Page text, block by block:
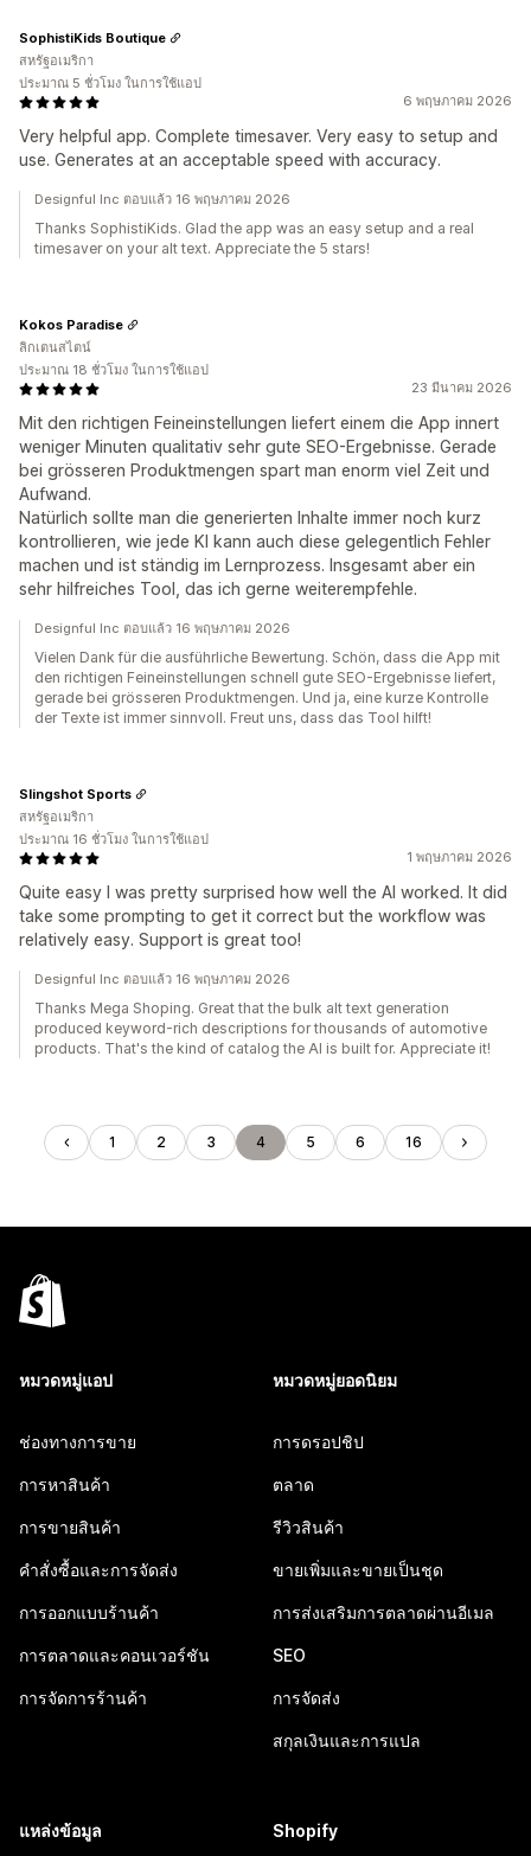
6 พฤษภาคม 2026
Very helpful app. Complete timesaver. Very easy to setup and
use. Generates at an acceptable speed with accuracy.
SophistiKids Boutique
สหรัฐอเมริกา
ประมาณ 5 ชั่วโมง ในการใช้แอป
Designful Inc ตอบแล้ว 16 พฤษภาคม 2026
Thanks SophistiKids. Glad the app was an easy setup and a real
timesaver on your alt text. Appreciate the 5 stars!
23 มีนาคม 2026
Mit den richtigen Feineinstellungen liefert einem die App innert
weniger Minuten qualitativ sehr gute SEO-Ergebnisse. Gerade
bei grösseren Produktmengen spart man enorm viel Zeit und
Aufwand.
Natürlich sollte man die generierten Inhalte immer noch kurz
kontrollieren, wie jede KI kann auch diese gelegentlich Fehler
machen und ist ständig im Lernprozess. Insgesamt aber ein
sehr hilfreiches Tool, das ich gerne weiterempfehle.
Kokos Paradise
ลิกเตนสไตน์
ประมาณ 18 ชั่วโมง ในการใช้แอป
Designful Inc ตอบแล้ว 16 พฤษภาคม 2026
Vielen Dank für die ausführliche Bewertung. Schön, dass die App mit
den richtigen Feineinstellungen schnell gute SEO-Ergebnisse liefert,
gerade bei grösseren Produktmengen. Und ja, eine kurze Kontrolle
der Texte ist immer sinnvoll. Freut uns, dass das Tool hilft!
1 พฤษภาคม 2026
Quite easy I was pretty surprised how well the AI worked. It did
take some prompting to get it correct but the workflow was
relatively easy. Support is great too!
Slingshot Sports
สหรัฐอเมริกา
ประมาณ 16 ชั่วโมง ในการใช้แอป
Designful Inc ตอบแล้ว 16 พฤษภาคม 2026
Thanks Mega Shoping. Great that the bulk alt text generation
produced keyword-rich descriptions for thousands of automotive
products. That's the kind of catalog the AI is built for. Appreciate it!
1 2 3 4 5 6 16
หมวดหมู่แอป
ช่องทางการขาย
การหาสินค้า
การขายสินค้า
คำสั่งซื้อและการจัดส่ง
การออกแบบร้านค้า
การตลาดและคอนเวอร์ชัน
การจัดการร้านค้า
หมวดหมู่ยอดนิยม
การดรอปชิป
ตลาด
รีวิวสินค้า
ขายเพิ่มและขายเป็นชุด
การส่งเสริมการตลาดผ่านอีเมล
SEO
การจัดส่ง
สกุลเงินและการแปล
แหล่งข้อมูล Shopify